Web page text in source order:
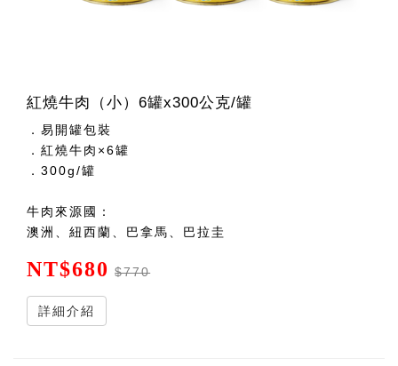
紅燒牛肉（小）6罐x300公克/罐
．易開罐包裝
．紅燒牛肉×6罐
．300g/罐
牛肉來源國：
澳洲、紐西蘭、巴拿馬、巴拉圭
NT$680 $770
詳細介紹